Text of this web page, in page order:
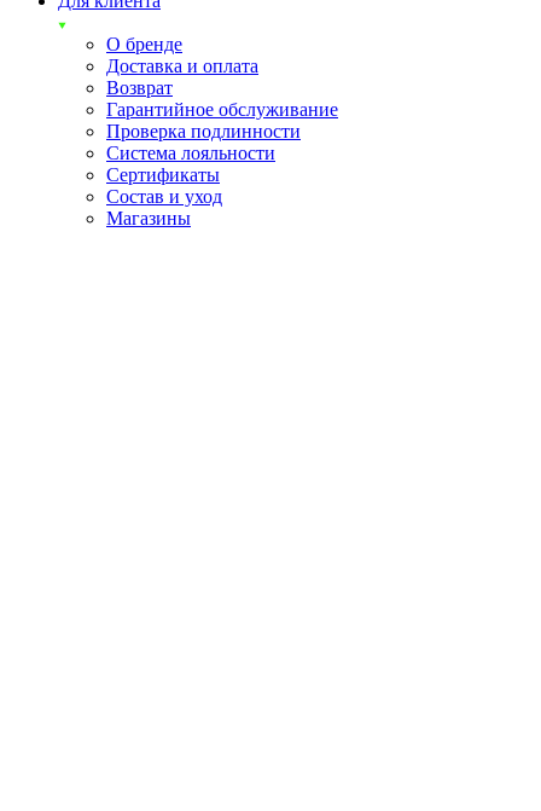
О бренде
Доставка и оплата
Возврат
Гарантийное обслуживание
Проверка подлинности
Система лояльности
Сертификаты
Состав и уход
Магазины